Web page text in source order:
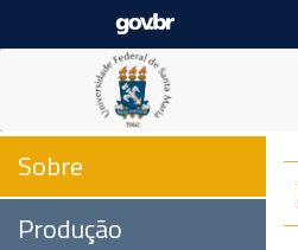
Sobre
Produção